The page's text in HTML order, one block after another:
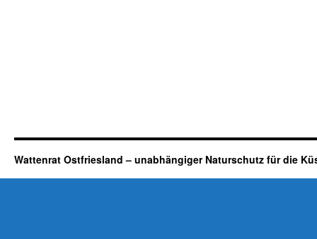
Wattenrat Ostfriesland – unabhängiger Naturschutz für die